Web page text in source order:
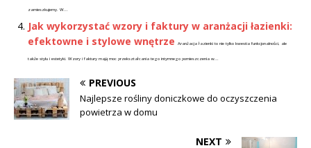
zamieszkujemy. W...
Jak wykorzystać wzory i faktury w aranżacji łazienki:
efektowne i stylowe wnętrze
Aranżacja łazienki to nie tylko kwestia funkcjonalności, ale
także stylu i estetyki. Wzory i faktury mają moc przekształcania tego intymnego pomieszczenia w...
PREVIOUS
Najlepsze rośliny doniczkowe do oczyszczenia
powietrza w domu
NEXT